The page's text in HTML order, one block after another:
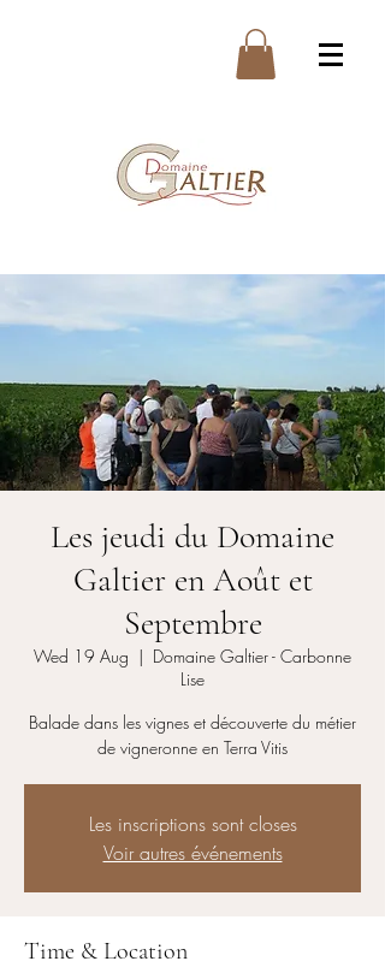
Les jeudi du Domaine
Galtier en Août et
Septembre
Wed 19 Aug
  |
Domaine Galtier - Carbonne
Lise
Balade dans les vignes et découverte du métier
de vigneronne en Terra Vitis
Les inscriptions sont closes
Voir autres événements
Time & Location